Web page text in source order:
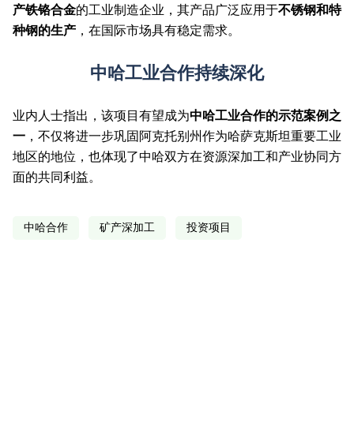
产铁铬合金的工业制造企业，其产品广泛应用于不锈钢和特
种钢的生产 ，在国际市场具有稳定需求。
中哈工业合作持续深化
业内人士指出，该项目有望成为中哈工业合作的示范案例之
一 ，不仅将进一步巩固阿克托别州作为哈萨克斯坦重要工业
地区的地位，也体现了中哈双方在资源深加工和产业协同方
面的共同利益。
中哈合作 矿产深加工 投资项目